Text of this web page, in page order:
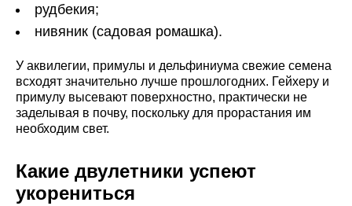
рудбекия;
нивяник (садовая ромашка).
У аквилегии, примулы и дельфиниума свежие семена
всходят значительно лучше прошлогодних. Гейхеру и
примулу высевают поверхностно, практически не
заделывая в почву, поскольку для прорастания им
необходим свет.
Какие двулетники успеют
укорениться